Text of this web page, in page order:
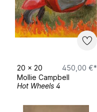
20 x 20
450,00 €*
Mollie Campbell
Hot Wheels 4